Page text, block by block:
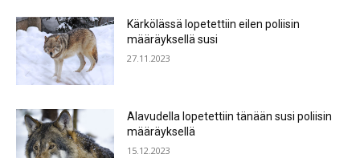
Kärkölässä lopetettiin eilen poliisin
määräyksellä susi
27.11.2023
Alavudella lopetettiin tänään susi poliisin
määräyksellä
15.12.2023